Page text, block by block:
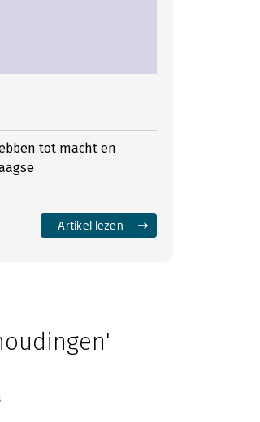
tot macht en
Artikel lezen